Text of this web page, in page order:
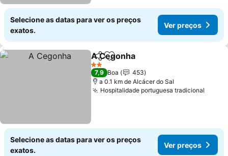
Selecione as datas para ver os preços
exatos.
Ver preços
PartilharAdicionar aos favoritos
A Cegonha
2 Estrelas
7,9 Boa
453
a 0.1 km de Alcácer do Sal
Hospitalidade portuguesa tradicional
Selecione as datas para ver os preços
exatos.
Ver preços